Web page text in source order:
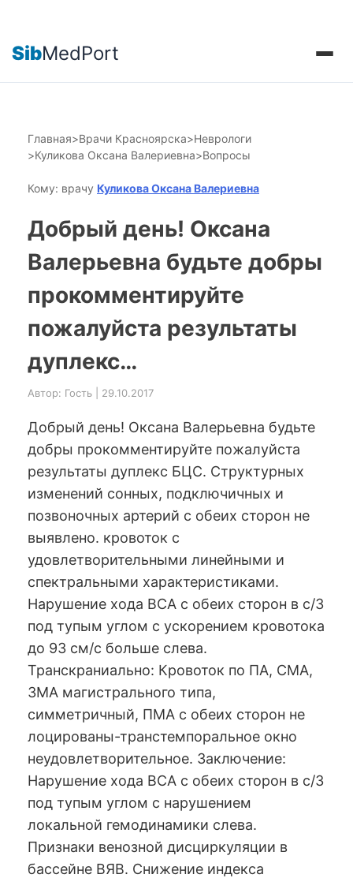
SibMedPort
Главная>Врачи Красноярска>Неврологи
>Куликова Оксана Валериевна>Вопросы
Кому: врачу Куликова Оксана Валериевна
Добрый день! Оксана
Валерьевна будьте добры
прокомментируйте
пожалуйста результаты
дуплекс…
Автор: Гость | 29.10.2017
Добрый день! Оксана Валерьевна будьте
добры прокомментируйте пожалуйста
результаты дуплекс БЦС. Структурных
изменений сонных, подключичных и
позвоночных артерий с обеих сторон не
выявлено. кровоток с
удовлетворительными линейными и
спектральными характеристиками.
Нарушение хода ВСА с обеих сторон в с/3
под тупым углом с ускорением кровотока
до 93 см/с больше слева.
Транскраниально: Кровоток по ПА, СМА,
ЗМА магистрального типа,
симметричный, ПМА с обеих сторон не
лоцированы-транстемпоральное окно
неудовлетворительное. Заключение:
Нарушение хода ВСА с обеих сторон в с/3
под тупым углом с нарушением
локальной гемодинамики слева.
Признаки венозной дисциркуляции в
бассейне ВЯВ. Снижение индекса